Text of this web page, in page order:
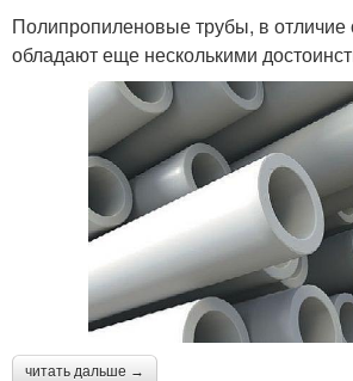
Полипропиленовые трубы, в отличие
обладают еще несколькими
читать дальше →